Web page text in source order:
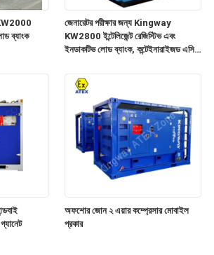
KW2000
ব্যাংক
জেনারেটর পরীক্ষার জন্য Kingway
KW2800 ইন্টেলিজেন্ট রেজিস্টিভ এবং
ইনডাকটিভ লোড ব্যাংক, কন্টেইনারাইজড এসি
অফশোর জোন ২ এয়ার কম্প্রেসার মোবাইল
প্রকার